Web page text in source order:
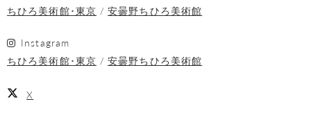
ちひろ美術館･東京
安曇野ちひろ美術館
Instagram
ちひろ美術館･東京
安曇野ちひろ美術館
X